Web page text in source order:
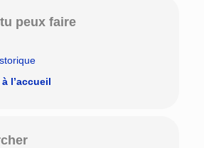
peux faire
l’accueil